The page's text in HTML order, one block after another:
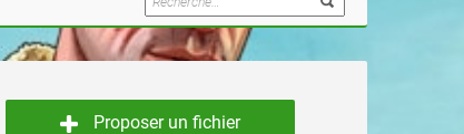
Proposer un fichier